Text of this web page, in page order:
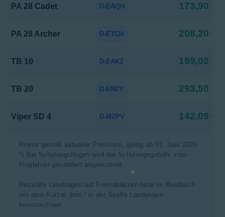
PA 28 Cadet D-EAQH 173,90 €
PA 28 Archer D-ETCH 208,20 €
TB 10 D-EAKZ 199,02 €
TB 20 D-ENZY 293,50 €
Viper SD 4 D-MZPV 142,09 €
Preise gemäß aktueller Preisliste, gültig ab 01. Juni 2026.
*) Bei Schulungsflügen wird die Schulungsgebühr vom
Fluglehrer gesondert abgerechnet.
Bezahlte Landungen auf Fremdplätzen bitte im Bordbuch
mit dem Kürzel „bez.“ in der Spalte Landungen
kennzeichnen.